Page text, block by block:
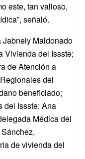
este, tan valioso,
señaló.
Jabnely Maldonado
Vivienda del Issste;
de Atención a
del
beneficiado;
del Issste; Ana
Médica del
de vivienda del